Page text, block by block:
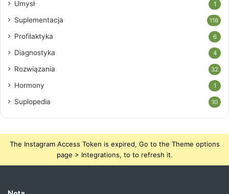
Umysł 1
Suplementacja 116
Profilaktyka 6
Diagnostyka 4
Rozwiązania 32
Hormony 1
Suplopedia 10
The Instagram Access Token is expired, Go to the Theme options
page > Integrations, to to refresh it.